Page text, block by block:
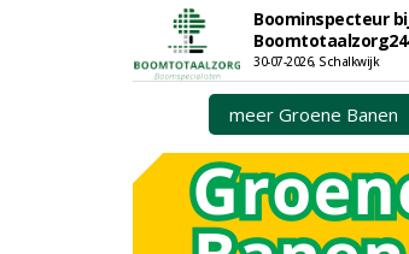
Boominspecteur
30-07-2026, Schalkwijk
meer Groene Banen